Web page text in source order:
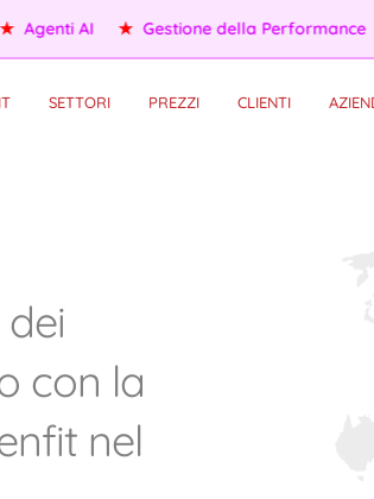
Agenti AI ★ Gestione della Performance ★
SETTORI PREZZI CLIENTI
con la
nel